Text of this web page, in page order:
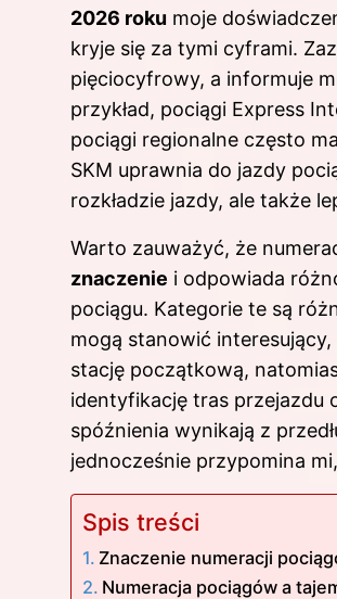
2026 roku moje
kryje się za tymi cyframi.
pięciocyfrowy, a informuje
przykład, pociągi Express
pociągi regionalne często
SKM uprawnia do jazdy
rozkładzie jazdy, ale także
Warto zauważyć, że
znaczenie i odpowiada
pociągu. Kategorie te są
mogą stanowić
stację początkową,
identyfikację tras przejazdu
spóźnienia wynikają z
jednocześnie przypomina
Spis treści
Znaczenie numeracji
Numeracja pociągów a